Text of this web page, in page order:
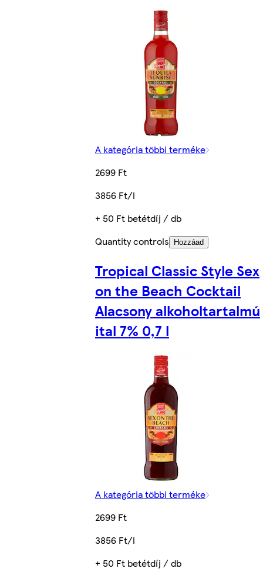
A kategória többi terméke
2699 Ft
3856 Ft/l
+ 50 Ft betétdíj / db
Quantity controls
Hozzáad
Tropical Classic Style Sex
on the Beach Cocktail
Alacsony alkoholtartalmú
ital 7% 0,7 l
A kategória többi terméke
2699 Ft
3856 Ft/l
+ 50 Ft betétdíj / db